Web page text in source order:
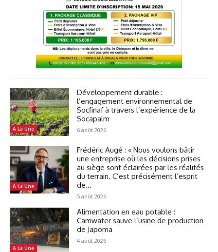
A La Une
Développement durable :
l’engagement environnemental de
Socfinaf à travers l’expérience de la
Socapalm
6 août 2026
A La Une
Frédéric Augé : « Nous voulons bâtir
une entreprise où les décisions prises
au siège sont éclairées par les réalités
du terrain. C’est précisément l’esprit
de...
5 août 2026
A La Une
Alimentation en eau potable :
Camwater sauve l’usine de production
de Japoma
4 août 2026